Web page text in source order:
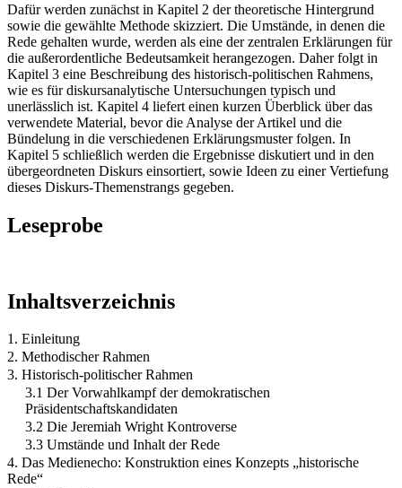
Dafür werden zunächst in Kapitel 2 der theoretische Hintergrund
sowie die gewählte Methode skizziert. Die Umstände, in denen die
Rede gehalten wurde, werden als eine der zentralen Erklärungen für
die außerordentliche Bedeutsamkeit herangezogen. Daher folgt in
Kapitel 3 eine Beschreibung des historisch-politischen Rahmens,
wie es für diskursanalytische Untersuchungen typisch und
unerlässlich ist. Kapitel 4 liefert einen kurzen Überblick über das
verwendete Material, bevor die Analyse der Artikel und die
Bündelung in die verschiedenen Erklärungsmuster folgen. In
Kapitel 5 schließlich werden die Ergebnisse diskutiert und in den
übergeordneten Diskurs einsortiert, sowie Ideen zu einer Vertiefung
dieses Diskurs-Themenstrangs gegeben.
Leseprobe
Inhaltsverzeichnis
1. Einleitung
2. Methodischer Rahmen
3. Historisch-politischer Rahmen
3.1 Der Vorwahlkampf der demokratischen
Präsidentschaftskandidaten
3.2 Die Jeremiah Wright Kontroverse
3.3 Umstände und Inhalt der Rede
4. Das Medienecho: Konstruktion eines Konzepts „historische
Rede“